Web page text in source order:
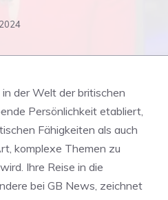
der Welt der britischen
Persönlichkeit etabliert,
Fähigkeiten als auch
komplexe Themen zu
Ihre Reise in die
bei GB News, zeichnet